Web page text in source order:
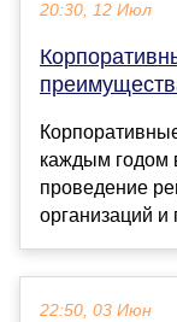
20:30, 12 Июл
каждым годом
проведение
организаций и
22:50, 03 Июн